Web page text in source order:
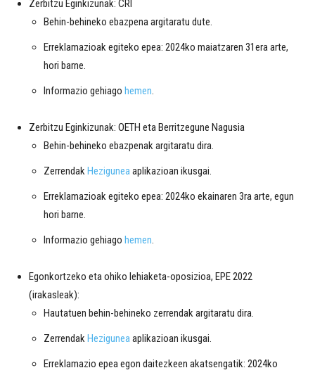
Zerbitzu Eginkizunak: CRI
Behin-behineko ebazpena argitaratu dute.
Erreklamazioak egiteko epea: 2024ko maiatzaren 31era arte,
hori barne.
Informazio gehiago hemen.
Zerbitzu Eginkizunak: OETH eta Berritzegune Nagusia
Behin-behineko ebazpenak argitaratu dira.
ZerrendakHeziguneaaplikazioan ikusgai.
Erreklamazioak egiteko epea: 2024ko ekainaren 3ra arte, egun
hori barne.
Informazio gehiago hemen.
Egonkortzeko eta ohiko lehiaketa-oposizioa, EPE 2022
(irakasleak):
Hautatuen behin-behineko zerrendak argitaratu dira.
ZerrendakHeziguneaaplikazioan ikusgai.
Erreklamazio epea egon daitezkeen akatsengatik: 2024ko